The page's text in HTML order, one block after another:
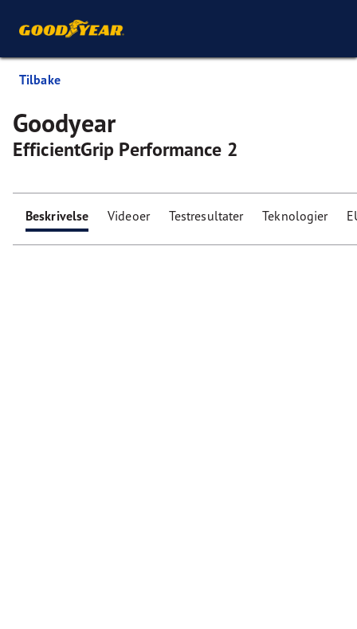
Tilbake
Goodyear
EfficientGrip Performance 2
Beskrivelse Videoer Testresultater Teknologier